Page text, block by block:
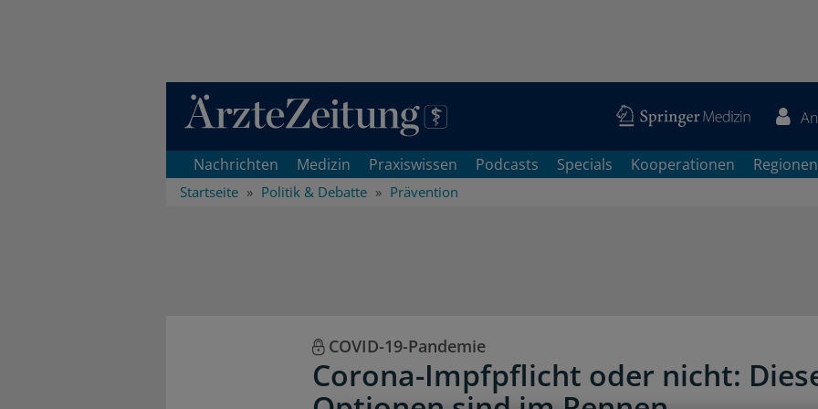
Direkt zum Inhaltsbereich
Nachrichten Medizin Praxiswissen Podcasts Specials Kooperationen Regionen
Startseite Politik & Debatte Prävention
COVID-19-Pandemie
Corona-Impfpflicht oder nicht: